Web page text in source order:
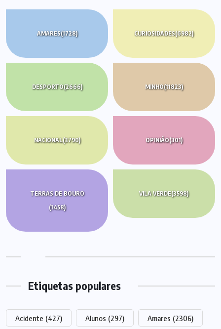
AMARES(1728) CURIOSIDADES(6982)
DESPORTO(2666) MINHO(11823)
NACIONAL(3790) OPINIÃO(301)
TERRAS DE BOURO
(1458)
VILA VERDE(3598)
Etiquetas populares
Acidente (427) Alunos (297) Amares (2306)